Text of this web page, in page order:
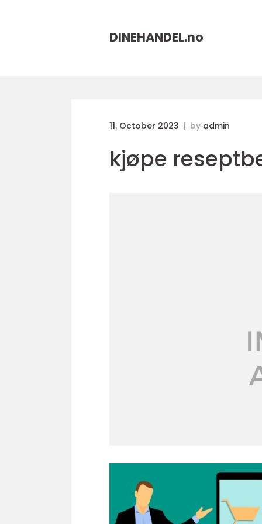
DINEHANDEL.no
11. October 2023 by admin
kjøpe